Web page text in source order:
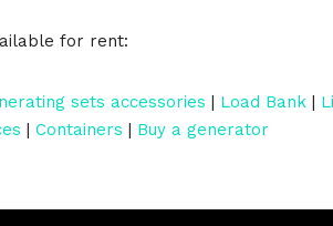
for rent:
sets accessories | Load Bank |
| Containers | Buy a generator